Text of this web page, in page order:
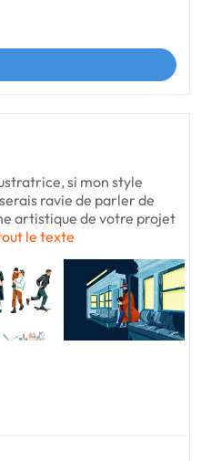
si mon style
ravie de parler de
artistique de votre projet
le texte